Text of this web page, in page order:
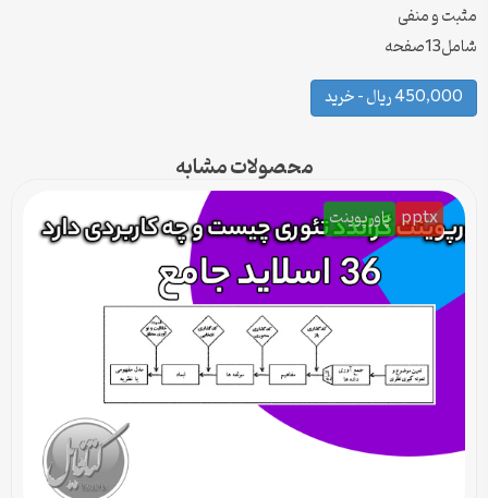
مثبت و منفی
شامل13صفحه
450,000 ریال – خرید
محصولات مشابه
pptx پاورپوینت